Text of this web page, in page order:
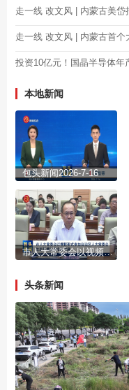
走一线 改文风 | 内蒙古美
走一线 改文风 | 内蒙古首
投资10亿元！国晶半导体年
本地新闻
包头新闻2026-7-16
市人大常委会以视频形式参加自治区人大常委会生态环境法典专题讲座
头条新闻